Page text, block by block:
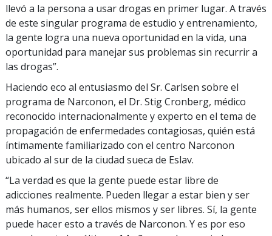
llevó a la persona a usar drogas en primer lugar. A través
de este singular programa de estudio y entrenamiento,
la gente logra una nueva oportunidad en la vida, una
oportunidad para manejar sus problemas sin recurrir a
las drogas”.
Haciendo eco al entusiasmo del Sr. Carlsen sobre el
programa de Narconon, el Dr. Stig Cronberg, médico
reconocido internacionalmente y experto en el tema de
propagación de enfermedades contagiosas, quién está
íntimamente familiarizado con el centro Narconon
ubicado al sur de la ciudad sueca de Eslav.
“La verdad es que la gente puede estar libre de
adicciones realmente. Pueden llegar a estar bien y ser
más humanos, ser ellos mismos y ser libres. Sí, la gente
puede hacer esto a través de Narconon. Y es por eso